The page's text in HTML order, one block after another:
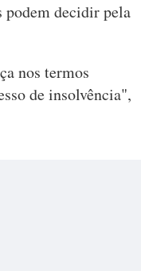
podem decidir pela
nos termos
de insolvência",